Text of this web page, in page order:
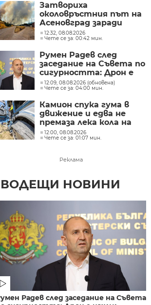
Затвориха
околовръстния път на
Асеновград заради
пожар (СНИМКИ)
12:32, 08.08.2026
Чете се за: 00:42 мин.
Румен Радев след
заседание на Съвета по
сигурността: Дрон е
нахлул в българското
въздушно
12:09, 08.08.2026 (обновена)
Чете се за: 04:00 мин.
Камион спука гума в
движение и едва не
премаза лека кола на
Подбалканския път
(СНИМКИ)
12:00, 08.08.2026
Чете се за: 01:07 мин.
Реклама
ВОДЕЩИ НОВИНИ
Радев след заседание на Съвета